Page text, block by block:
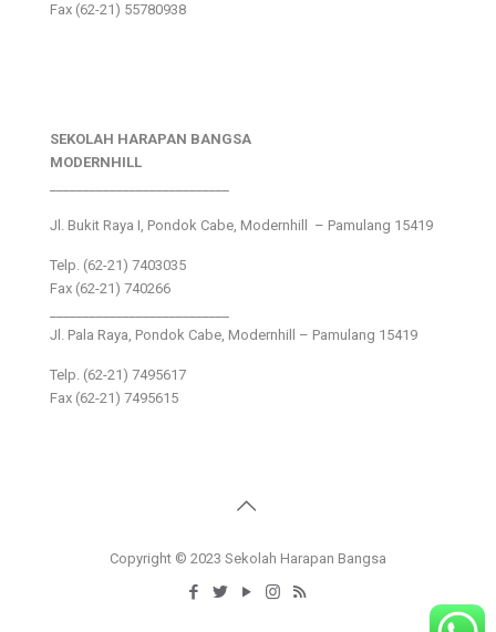
Fax (62-21) 55780938
SEKOLAH HARAPAN BANGSA
MODERNHILL
Jl. Bukit Raya I, Pondok Cabe, Modernhill – Pamulang 15419
Telp. (62-21) 7403035
Fax (62-21) 740266
Jl. Pala Raya, Pondok Cabe, Modernhill – Pamulang 15419
Telp. (62-21) 7495617
Fax (62-21) 7495615
Copyright © 2023 Sekolah Harapan Bangsa